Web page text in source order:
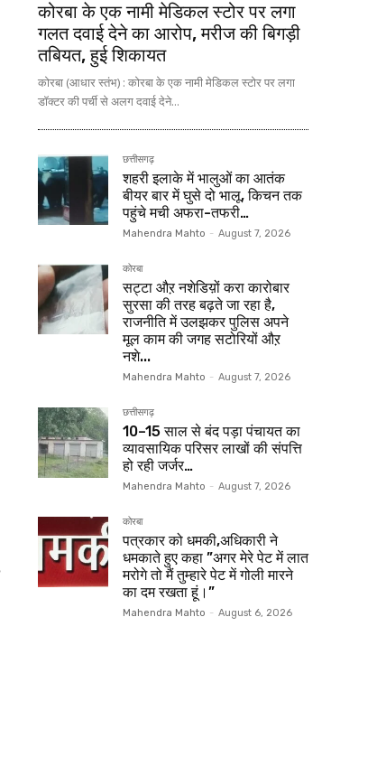
कोरबा के एक नामी मेडिकल स्टोर पर लगा
गलत दवाई देने का आरोप, मरीज की बिगड़ी
तबियत, हुई शिकायत
कोरबा (आधार स्तंभ) : कोरबा के एक नामी मेडिकल स्टोर पर लगा
डॉक्टर की पर्ची से अलग दवाई देने...
छत्तीसगढ़
शहरी इलाके में भालुओं का आतंक
बीयर बार में घुसे दो भालू, किचन तक
पहुंचे मची अफरा-तफरी…
Mahendra Mahto - August 7, 2026
कोरबा
सट्टा औऱ नशेडिय़ों करा कारोबार
सुरसा की तरह बढ़ते जा रहा है,
राजनीति में उलझकर पुलिस अपने
मूल काम की जगह सटोरियों औऱ
नशे...
Mahendra Mahto - August 7, 2026
छत्तीसगढ़
10–15 साल से बंद पड़ा पंचायत का
व्यावसायिक परिसर लाखों की संपत्ति
हो रही जर्जर…
Mahendra Mahto - August 7, 2026
कोरबा
पत्रकार को धमकी,अधिकारी ने
धमकाते हुए कहा ”अगर मेरे पेट में लात
मरोगे तो मैं तुम्हारे पेट में गोली मारने
का दम रखता हूं।”
Mahendra Mahto - August 6, 2026